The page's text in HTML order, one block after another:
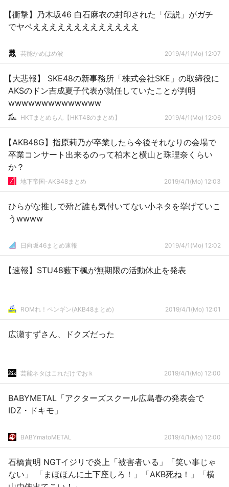
【衝撃】乃木坂46 白石麻衣の封印された「伝説」がガチ
でヤベえええええええええええええ
芸能かめはめ波 2019/4/1(Mo) 12:07
【大悲報】 SKE48の新事務所「株式会社SKE」の取締役に
AKSのドン吉成夏子代表が就任していたことが判明
wwwwwwwwwwwwww
HKTまとめもん【HKT48のまとめ】 2019/4/1(Mo) 12:06
【AKB48G】指原莉乃が卒業したら今後それなりの会場で
卒業コンサート出来るのって柏木と横山と珠理奈くらい
か？
地下帝国-AKB48まとめ 2019/4/1(Mo) 12:03
ひらがな推しで殆ど誰も気付いてない小ネタを挙げていこ
うwwww
日向坂46まとめ速報 2019/4/1(Mo) 12:02
【速報】STU48薮下楓が無期限の活動休止を発表
ROMれ！ペンギン(AKB48まとめ) 2019/4/1(Mo) 12:01
広瀬すずさん、ドクズだった
芸能ネタはこれだけでおｋ 2019/4/1(Mo) 12:00
BABYMETAL「アクターズスクール広島春の発表会で
IDZ・ドキモ」
BABYmatoMETAL 2019/4/1(Mo) 12:00
石橋貴明 NGTイジリで炎上「被害者いる」「笑い事じゃ
ない」 「まほほんに土下座しろ！」「AKB死ね！」「横